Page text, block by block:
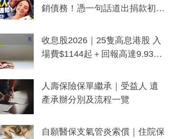
銷債務！憑一句話道出捐款初
一度被誤當詐騙手段
收息股2026｜25隻高息港股 入
場費$1144起＋回報高達9.93
人壽保險保單繼承｜受益人 遺
產承辦分別及流程一覽
自願醫保支氣管炎索償｜住院保